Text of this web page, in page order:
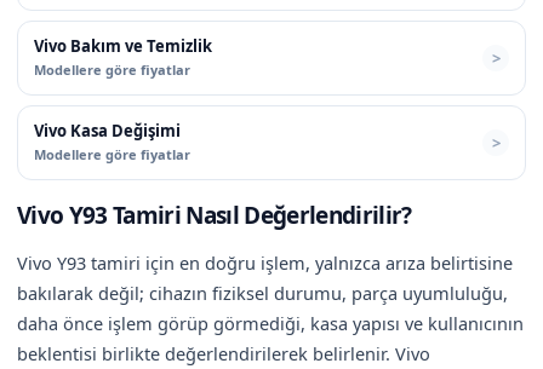
Vivo Bakım ve Temizlik
Modellere göre fiyatlar
Vivo Kasa Değişimi
Modellere göre fiyatlar
Vivo Y93 Tamiri Nasıl Değerlendirilir?
Vivo Y93 tamiri için en doğru işlem, yalnızca arıza belirtisine
bakılarak değil; cihazın fiziksel durumu, parça uyumluluğu,
daha önce işlem görüp görmediği, kasa yapısı ve kullanıcının
beklentisi birlikte değerlendirilerek belirlenir. Vivo